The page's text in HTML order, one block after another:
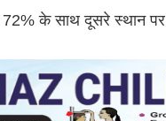
72% के साथ दूसरे स्थान पर